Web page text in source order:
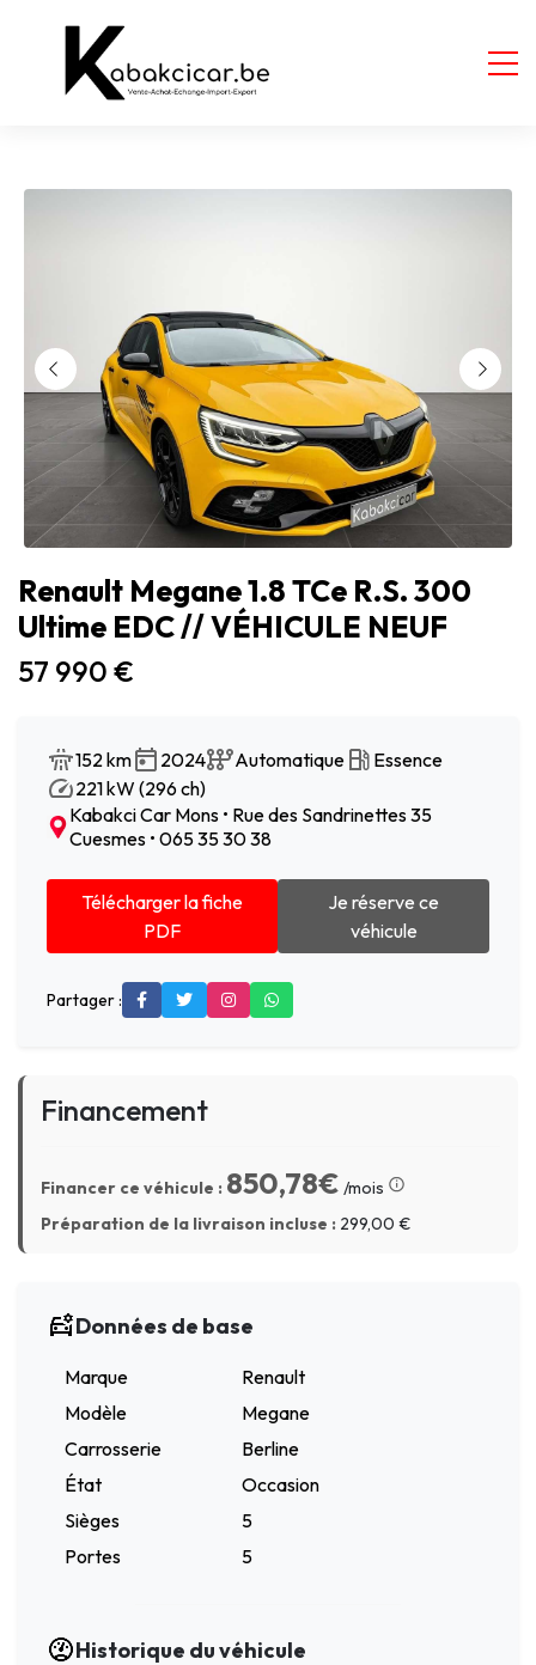
Renault Megane 1.8 TCe R.S. 300
Ultime EDC // VÉHICULE NEUF
57 990 €
152 km 2024 Automatique
Essence
221 kW (296 ch)
Kabakci Car Mons • Rue des Sandrinettes 35
Cuesmes • 065 35 30 38
Télécharger la fiche
PDF
Je réserve ce
véhicule
Partager :
Financement
Financer ce véhicule : 850,78€ /mois
Préparation de la livraison incluse : 299,00 €
Données de base
Marque
Renault
Modèle
Megane
Carrosserie
Berline
État
Occasion
Sièges
5
Portes
5
Historique du véhicule